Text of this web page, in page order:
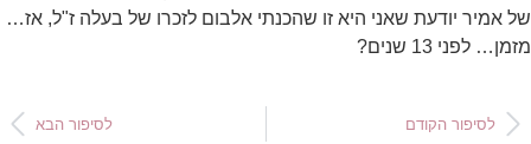
של אמיר יודעת שאני היא זו שהכנתי אלבום לזכרו של בעלה ז"ל, אז…
מזמן… לפני 13 שנים?
לסיפור הקודם לסיפור הבא